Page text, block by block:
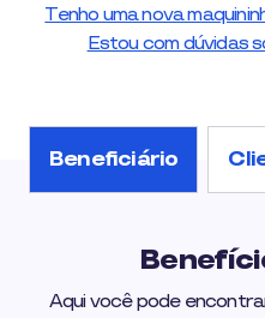
Tenho uma nova
Estou com dúvidas
Beneficiário
Aqui você pode